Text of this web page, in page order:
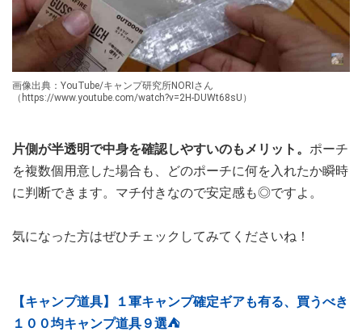
画像出典：YouTube/キャンプ研究所NORIさん
（https://www.youtube.com/watch?v=2H-DUWt68sU）
片側が半透明で中身を確認しやすいのもメリット。 ポーチ
を複数個用意した場合も、どのポーチに何を入れたか瞬時
に判断できます。マチ付きなので安定感も◎ですよ。
気になった方はぜひチェックしてみてくださいね！
【キャンプ道具】１軍キャンプ確定ギアも有る、買うべき
１００均キャンプ道具９選⛺